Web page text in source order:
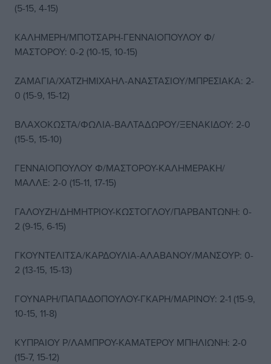
(5-15, 4-15)
ΚΑΛΗΜΕΡΗ/ΜΠΟΤΣΑΡΗ-ΓΕΝΝΑΙΟΠΟΥΛΟΥ Φ/
ΜΑΣΤΟΡΟΥ: 0-2 (10-15, 10-15)
ΖΑΜΑΓΙΑ/ΧΑΤΖΗΜΙΧΑΗΛ-ΑΝΑΣΤΑΣΙΟΥ/ΜΠΡΕΣΙΑΚΑ: 2-
0 (15-9, 15-12)
ΒΛΑΧΟΚΩΣΤΑ/ΦΩΛΙΑ-ΒΑΛΤΑΔΩΡΟΥ/ΞΕΝΑΚΙΔΟΥ: 2-0
(15-5, 15-10)
ΓΕΝΝΑΙΟΠΟΥΛΟΥ Φ/ΜΑΣΤΟΡΟΥ-ΚΑΛΗΜΕΡΑΚΗ/
ΜΑΛΛΕ: 2-0 (15-11, 17-15)
ΓΑΛΟΥΖΗ/ΔΗΜΗΤΡΙΟΥ-ΚΩΣΤΟΓΛΟΥ/ΠΑΡΒΑΝΤΩΝΗ: 0-
2 (9-15, 6-15)
ΓΚΟΥΝΤΕΛΙΤΣΑ/ΚΑΡΔΟΥΛΙΑ-ΑΛΑΒΑΝΟΥ/ΜΑΝΣΟΥΡ: 0-
2 (13-15, 15-13)
ΓΟΥΝΑΡΗ/ΠΑΠΑΔΟΠΟΥΛΟΥ-ΓΚΑΡΗ/ΜΑΡΙΝΟΥ: 2-1 (15-9,
10-15, 11-8)
ΚΥΠΡΑΙΟΥ Ρ/ΛΑΜΠΡΟΥ-ΚΑΜΑΤΕΡΟΥ ΜΠΗΛΙΩΝΗ: 2-0
(15-7, 15-12)